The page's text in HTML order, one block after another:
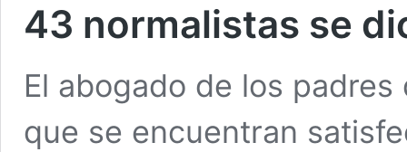
43 normalistas se
El abogado de los
que se encuentran